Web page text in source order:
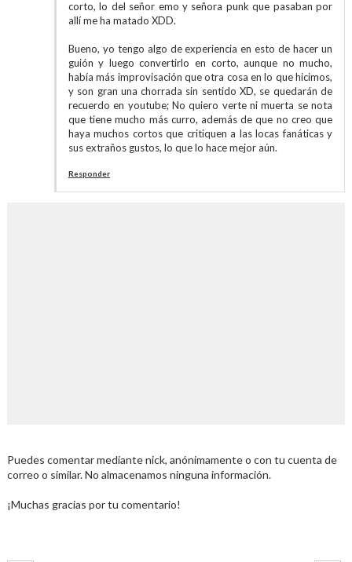
corto, lo del señor emo y señora punk que pasaban por
allí me ha matado XDD.
Bueno, yo tengo algo de experiencia en esto de hacer un
guión y luego convertirlo en corto, aunque no mucho,
había más improvisación que otra cosa en lo que hicimos,
y son gran una chorrada sin sentido XD, se quedarán de
recuerdo en youtube; No quiero verte ni muerta se nota
que tiene mucho más curro, además de que no creo que
haya muchos cortos que critiquen a las locas fanáticas y
sus extraños gustos, lo que lo hace mejor aún.
Responder
Puedes comentar mediante nick, anónimamente o con tu cuenta de
correo o similar. No almacenamos ninguna información.
¡Muchas gracias por tu comentario!